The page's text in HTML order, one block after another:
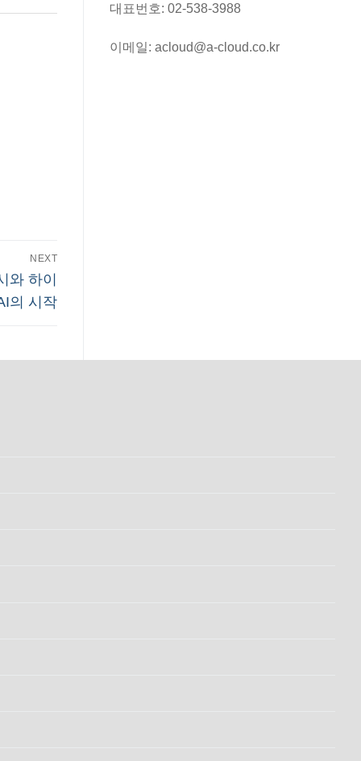
NEXT
와 하이
의 시작
대표번호: 02-538-3988
이메일: acloud@a-cloud.co.kr